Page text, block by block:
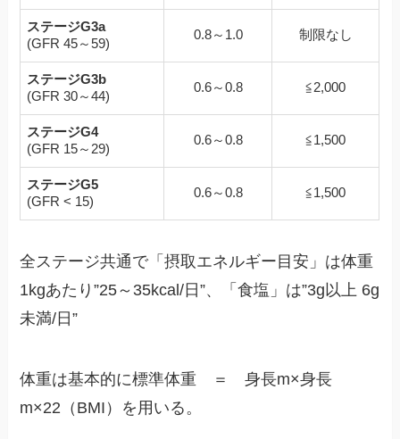
ステージG3a
(GFR 45～59)
0.8～1.0 制限なし
ステージG3b
(GFR 30～44)
0.6～0.8 ≦2,000
ステージG4
(GFR 15～29)
0.6～0.8 ≦1,500
ステージG5
(GFR < 15)
0.6～0.8 ≦1,500
全ステージ共通で「摂取エネルギー目安」は体重
1kgあたり”25～35kcal/日”、「食塩」は”3g以上 6g
未満/日”
体重は基本的に標準体重 ＝ 身長m×身長
m×22（BMI）を用いる。